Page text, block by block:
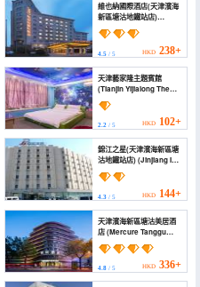
維也納國際酒店(天津濱海
新區塘沽地鐵站店)
(Vienna International
Hotel (Tanggu Metro
Station Branch, Binhai
New Area, Tianjin))
4.5/ 5 HKD 238+
天津藝家隆主題賓館
(Tianjin Yijialong Theme
Hotel)
2.2/ 5 HKD 102+
錦江之星(天津濱海新區塘
沽地鐵站店) (Jinjiang Inn
(Tianjin Binhai New
District Tanggu Metro
4.3/ 5 HKD 144+
天津濱海新區塘沽美居酒
店 (Mercure Tanggu
Tianjin Binhai New
Area)
4.8/ 5 HKD 336+